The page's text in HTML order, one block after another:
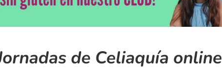
de Celiaquía online